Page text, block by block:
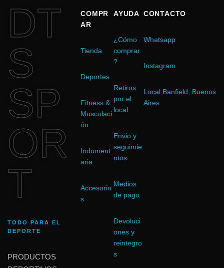
DT
S
SP
OR
T
TODO PARA EL
DEPORTE
PRODUCTOS
COMPR
AR
Tienda
Deportes
Fitness &
Musculaci
ón
Indument
aria
Accesorio
s
AYUDA
¿Cómo
comprar
?
Retiros
por el
local
Envio y
seguimie
ntos
Medios
de pago
Devoluci
ones y
reintegro
s
CONTACTO
Whatsapp
Instagram
Local Banfield, Buenos
Aires